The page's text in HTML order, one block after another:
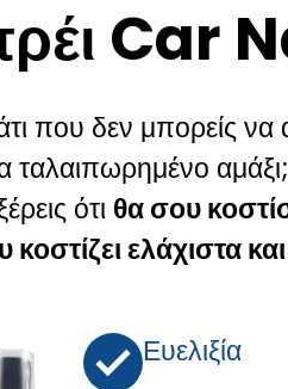
Car
που δεν μπορείς
ότι θα σου
ελάχιστα
Ευελιξία